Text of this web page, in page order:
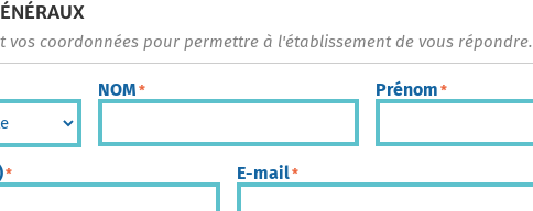
vos coordonnées pour permettre à l'établissement de vous répondre.
NOM * Prénom *
* E-mail*